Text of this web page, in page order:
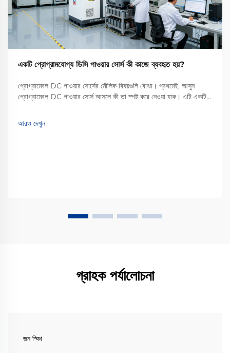
একটি প্রোগ্রামযোগ্য ডিসি পাওয়ার সোর্স কী কাজে ব্যবহৃত হয়?
প্রোগ্রামেবল DC পাওয়ার সোর্সের মৌলিক বিষয়গুলি বোঝা। প্রথমেই, আসুন
প্রোগ্রামেবল DC পাওয়ার সোর্স আসলে কী তা স্পষ্ট করে নেওয়া যাক। এটি একটি
আরও দেখুন
গ্রাহক পর্যালোচনা
জন স্মিথ